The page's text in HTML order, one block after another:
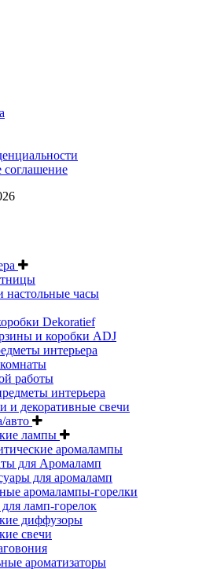
соглашение
настольные часы
Dekoratief
и коробки ADJ
интерьера
работы
интерьера
и декоративные свечи
авто
лампы
аромалампы
для Аромаламп
для аромаламп
аромалампы-горелки
ламп-горелок
диффузоры
свечи
ароматизаторы